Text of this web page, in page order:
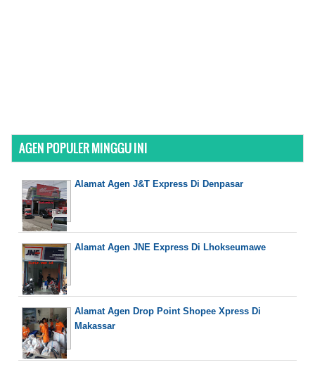
AGEN POPULER MINGGU INI
Alamat Agen J&T Express Di Denpasar
Alamat Agen JNE Express Di Lhokseumawe
Alamat Agen Drop Point Shopee Xpress Di
Makassar